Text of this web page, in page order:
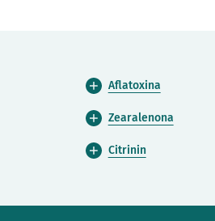
Aflatoxina
Zearalenona
Citrinin